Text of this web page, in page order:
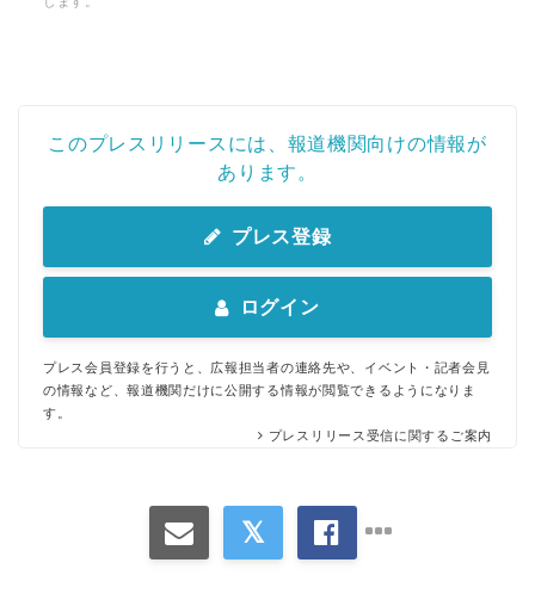
このプレスリリースには、報道機関向けの情報が
あります。
プレス登録
ログイン
プレス会員登録を行うと、広報担当者の連絡先や、イベント・記者会見
の情報など、報道機関だけに公開する情報が閲覧できるようになりま
す。
プレスリリース受信に関するご案内